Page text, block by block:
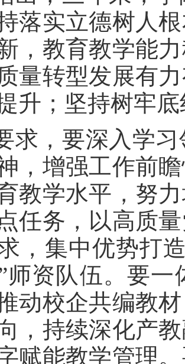
落实立德树人
，教育教学能
量转型发展有
升；坚持树牢
求，要深入学
，增强工作前
教学水平，努
任务，以高质
，集中优势打
师资队伍。要
动校企共编教
，持续深化产
赋能教学管理